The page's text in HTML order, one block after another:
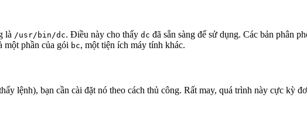
là /usr/bin/dc. Điều này cho thấy dc đã sẵn sàng để sử dụng. Các bản phân
một phần của gói bc, một tiện ích máy tính khác.
lệnh), bạn cần cài đặt nó theo cách thủ công. Rất may, quá trình này cực kỳ